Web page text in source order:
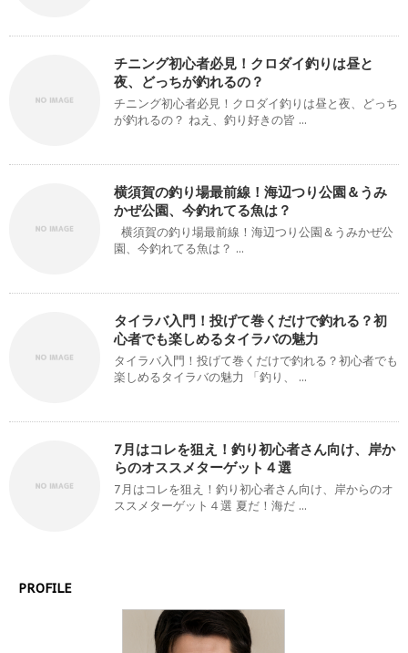
チニング初心者必見！クロダイ釣りは昼と
夜、どっちが釣れるの？
チニング初心者必見！クロダイ釣りは昼と夜、どっち
が釣れるの？ ねえ、釣り好きの皆 ...
横須賀の釣り場最前線！海辺つり公園＆うみ
かぜ公園、今釣れてる魚は？
横須賀の釣り場最前線！海辺つり公園＆うみかぜ公
園、今釣れてる魚は？ ...
タイラバ入門！投げて巻くだけで釣れる？初
心者でも楽しめるタイラバの魅力
タイラバ入門！投げて巻くだけで釣れる？初心者でも
楽しめるタイラバの魅力 「釣り、 ...
7月はコレを狙え！釣り初心者さん向け、岸か
らのオススメターゲット４選
7月はコレを狙え！釣り初心者さん向け、岸からのオ
ススメターゲット４選 夏だ！海だ ...
PROFILE